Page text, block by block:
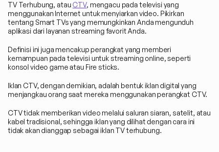
TV Terhubung, atau CTV, mengacu pada televisi yang
menggunakan Internet untuk menyiarkan video. Pikirkan
tentang Smart TVs yang memungkinkan Anda mengunduh
aplikasi dari layanan streaming favorit Anda.
Definisi ini juga mencakup perangkat yang memberi
kemampuan pada televisi untuk streaming online, seperti
konsol video game atau Fire sticks.
Iklan CTV, dengan demikian, adalah bentuk iklan digital yang
menjangkau orang saat mereka menggunakan perangkat CTV.
CTV tidak memberikan video melalui saluran siaran, satelit, atau
kabel tradisional, sehingga iklan yang dilihat dengan cara ini
tidak akan dianggap sebagai iklan TV terhubung.